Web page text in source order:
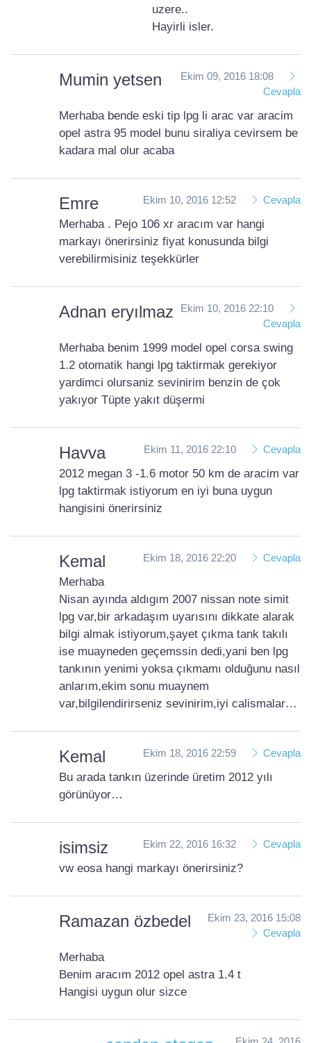
uzere..
Hayirli isler.
Mumin yetsen
Ekim 09, 2016 18:08
Cevapla
Merhaba bende eski tip lpg li arac var aracim
opel astra 95 model bunu siraliya cevirsem be
kadara mal olur acaba
Emre Ekim 10, 2016 12:52 Cevapla
Merhaba . Pejo 106 xr aracım var hangi
markayı önerirsiniz fiyat konusunda bilgi
verebilirmisiniz teşekkürler
Adnan eryılmaz
Ekim 10, 2016 22:10
Cevapla
Merhaba benim 1999 model opel corsa swing
1.2 otomatik hangi lpg taktirmak gerekiyor
yardimci olursaniz sevinirim benzin de çok
yakıyor Tüpte yakıt düşermi
Havva Ekim 11, 2016 22:10 Cevapla
2012 megan 3 -1.6 motor 50 km de aracim var
lpg taktirmak istiyorum en iyi buna uygun
hangisini önerirsiniz
Kemal Ekim 18, 2016 22:20 Cevapla
Merhaba
Nisan ayında aldıgım 2007 nissan note simit
lpg var,bir arkadaşım uyarısını dikkate alarak
bilgi almak istiyorum,şayet çıkma tank takılı
ise muayneden geçemssin dedi,yani ben lpg
tankının yenimi yoksa çıkmamı olduğunu nasıl
anlarım,ekim sonu muaynem
var,bilgilendirirseniz sevinirim,iyi calismalar…
Kemal Ekim 18, 2016 22:59 Cevapla
Bu arada tankın üzerinde üretim 2012 yılı
görünüyor…
isimsiz Ekim 22, 2016 16:32 Cevapla
vw eosa hangi markayı önerirsiniz?
Ramazan özbedel
Ekim 23, 2016 15:08
Cevapla
Merhaba
Benim aracım 2012 opel astra 1.4 t
Hangisi uygun olur sizce